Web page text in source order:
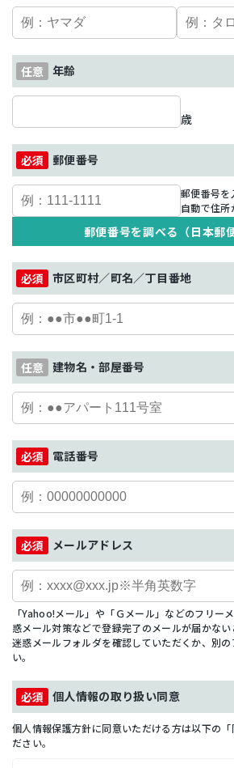
年齢
歳
郵便番号
郵便番号を
自動で住
郵便番号を調べる（日本郵
市区町村／町名／丁目番地
建物名・部屋番号
電話番号
メールアドレス
「Yahoo!メール」や「Ｇメール」などのフリー
惑メール対策などで登録完了のメールが届かない
迷惑メールフォルダを確認していただくか、別
い。
個人情報の取り扱い同意
個人情報保護方針に同意いただける方は以下の
ださい。